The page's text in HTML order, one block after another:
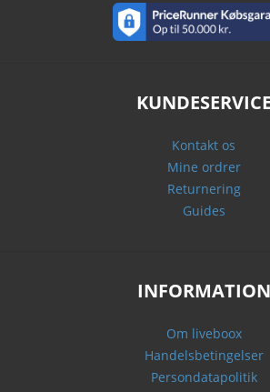
KUNDESERVICE
Kontakt os
Mine ordrer
Returnering
Guides
INFORMATION
Om liveboox
Handelsbetingelser
Persondatapolitik